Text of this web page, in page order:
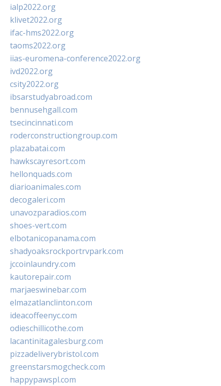
ialp2022.org
klivet2022.org
ifac-hms2022.org
taoms2022.org
iias-euromena-conference2022.org
ivd2022.org
csity2022.org
ibsarstudyabroad.com
bennusehgall.com
tsecincinnati.com
roderconstructiongroup.com
plazabatai.com
hawkscayresort.com
hellonquads.com
diarioanimales.com
decogaleri.com
unavozparadios.com
shoes-vert.com
elbotanicopanama.com
shadyoaksrockportrvpark.com
jccoinlaundry.com
kautorepair.com
marjaeswinebar.com
elmazatlanclinton.com
ideacoffeenyc.com
odieschillicothe.com
lacantinitagalesburg.com
pizzadeliverybristol.com
greenstarsmogcheck.com
happypawspl.com